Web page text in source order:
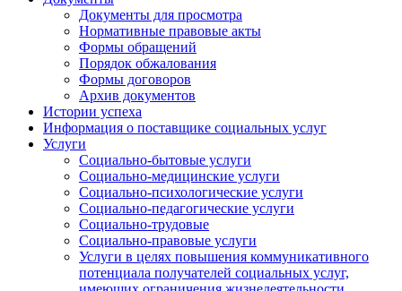
Документы для просмотра
Нормативные правовые акты
Формы обращений
Порядок обжалования
Формы договоров
Архив документов
Истории успеха
Информация о поставщике социальных услуг
Услуги
Социально-бытовые услуги
Социально-медицинские услуги
Социально-психологические услуги
Социально-педагогические услуги
Социально-трудовые
Социально-правовые услуги
Услуги в целях повышения коммуникативного
потенциала получателей социальных услуг,